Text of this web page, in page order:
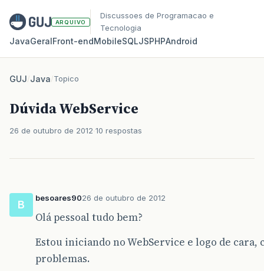
ARQUIVO
Discussoes de Programacao e
Tecnologia
JavaGeralFront‑endMobileSQLJSPHPAndroid
GUJ/Java/Topico
Dúvida WebService
26 de outubro de 2012 10 respostas
B
besoares9026 de outubro de 2012
Olá pessoal tudo bem?
Estou iniciando no WebService e logo de cara,
problemas.